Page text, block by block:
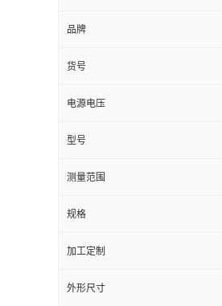
品牌
货号
电源电压
型号
测量范围
规格
加工定制
外形尺寸